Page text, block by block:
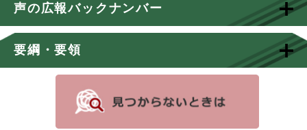
声の広報バックナンバー
要綱・要領